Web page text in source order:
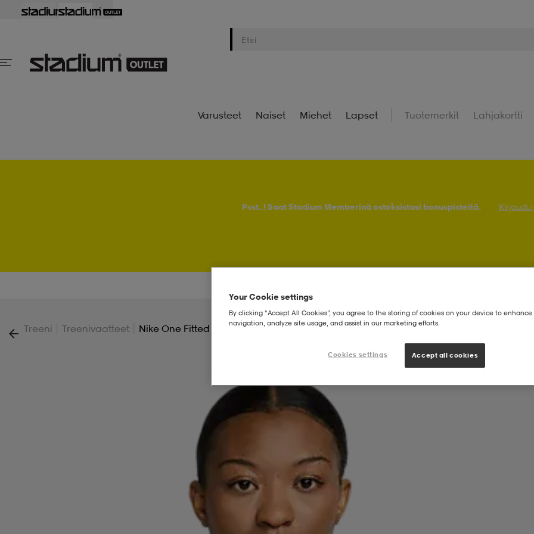
Varusteet Naiset Miehet Lapset Tuotemerkit Lahjakortti
Psst..! Saat Stadium Memberinä ostoksistasi bonuspisteitä. Kirjaudu
Treeni Treenivaatteet Nike One Fitted Women's Dri-Fit Cro
Your Cookie settings
By clicking “Accept All Cookies”, you agree to the storing of cookies on your device to enhance
navigation, analyze site usage, and assist in our marketing efforts.
Cookies settings Accept all cookies